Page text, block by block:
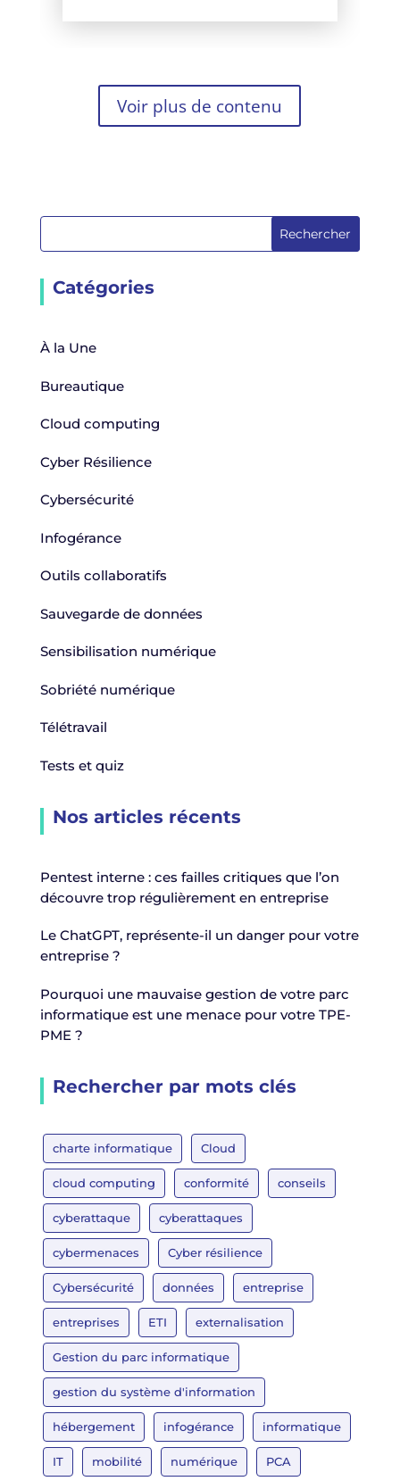
Voir plus de contenu
Rechercher
Catégories
À la Une
Bureautique
Cloud computing
Cyber Résilience
Cybersécurité
Infogérance
Outils collaboratifs
Sauvegarde de données
Sensibilisation numérique
Sobriété numérique
Télétravail
Tests et quiz
Nos articles récents
Pentest interne : ces failles critiques que l’on
découvre trop régulièrement en entreprise
Le ChatGPT, représente-il un danger pour votre
entreprise ?
Pourquoi une mauvaise gestion de votre parc
informatique est une menace pour votre TPE-
PME ?
Rechercher par mots clés
charte informatique Cloud
cloud computing conformité conseils
cyberattaque cyberattaques
cybermenaces Cyber résilience
Cybersécurité données entreprise
entreprises ETI externalisation
Gestion du parc informatique
gestion du système d'information
hébergement infogérance informatique
IT mobilité numérique PCA